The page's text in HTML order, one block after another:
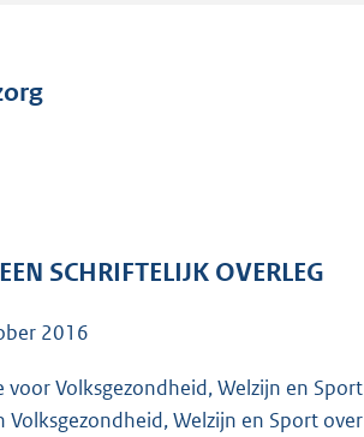
r
t
e
SCHRIFTELIJK OVERLEG
2016
voor Volksgezondheid, Welzijn en
Volksgezondheid, Welzijn en Sport